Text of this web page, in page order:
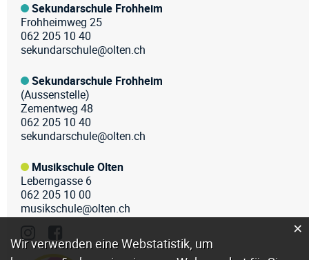
Sekundarschule Frohheim
Frohheimweg 25
062 205 10 40
sekundarschule@olten.ch
Sekundarschule Frohheim
(Aussenstelle)
Zementweg 48
062 205 10 40
sekundarschule@olten.ch
Musikschule Olten
Leberngasse 6
062 205 10 00
musikschule@olten.ch
Webstatistik
Wir verwenden eine Webstatistik, um
×